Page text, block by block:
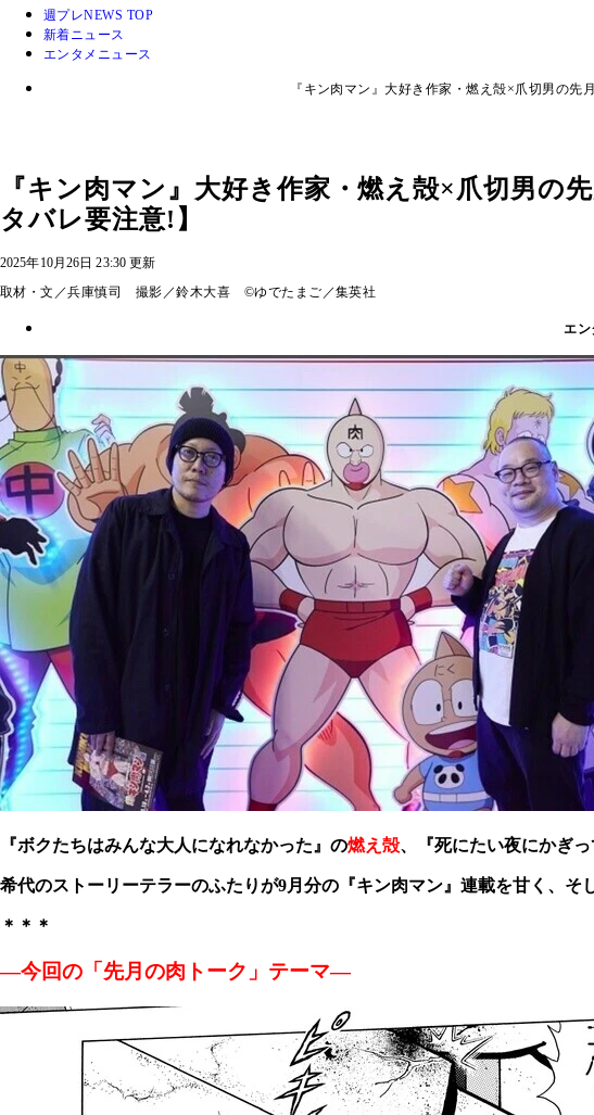
週プレNEWS TOP
新着ニュース
エンタメニュース
『キン肉マン』大好き作家・燃え殻×爪切男の先
『キン肉マン』大好き作家・燃え殻×爪切男の
タバレ要注意!】
2025年10月26日 23:30 更新
取材・文／兵庫慎司 撮影／鈴木大喜 ©ゆでたまご／集英社
エン
『ボクたちはみんな大人になれなかった』の燃え殻、 『死にたい夜にかぎ
希代のストーリーテラーのふたりが9月分の『キン肉マン』連載を甘く、そ
＊＊＊
―今回の「先月の肉トーク」テーマ―